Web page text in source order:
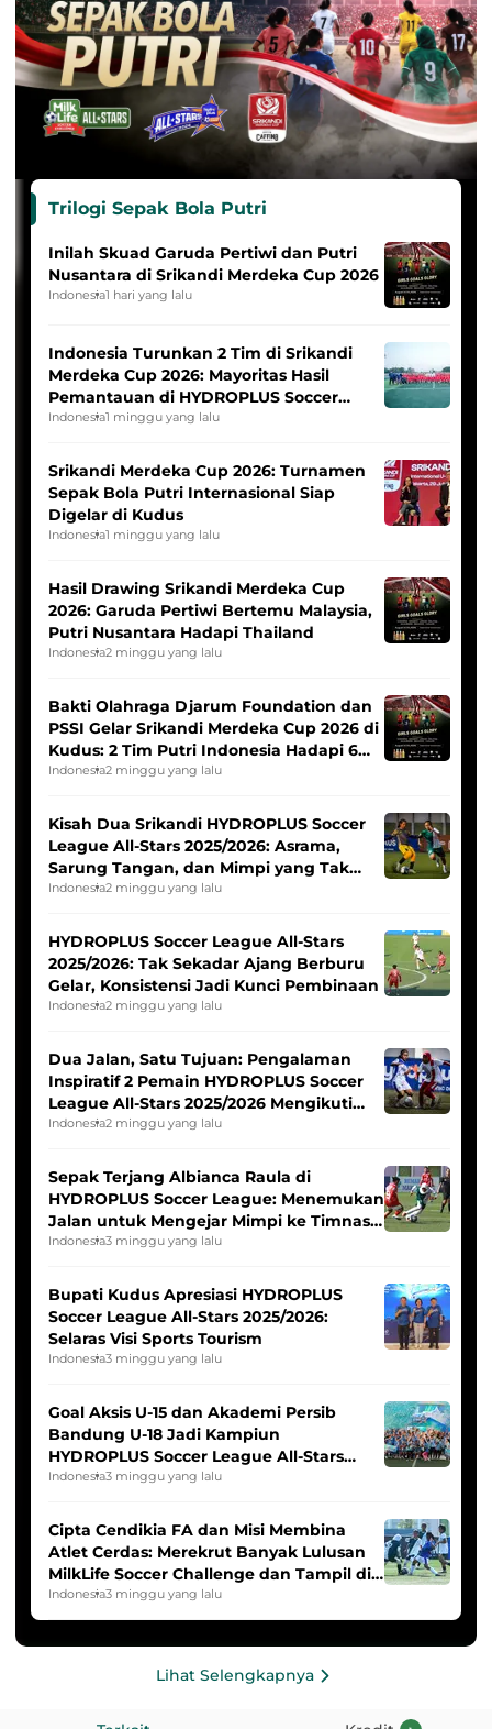
Trilogi Sepak Bola Putri
Inilah Skuad Garuda Pertiwi dan Putri
Nusantara di Srikandi Merdeka Cup 2026
Indonesia1 hari yang lalu
Indonesia Turunkan 2 Tim di Srikandi
Merdeka Cup 2026: Mayoritas Hasil
Pemantauan di HYDROPLUS Soccer
League
Indonesia1 minggu yang lalu
Srikandi Merdeka Cup 2026: Turnamen
Sepak Bola Putri Internasional Siap
Digelar di Kudus
Indonesia1 minggu yang lalu
Hasil Drawing Srikandi Merdeka Cup
2026: Garuda Pertiwi Bertemu Malaysia,
Putri Nusantara Hadapi Thailand
Indonesia2 minggu yang lalu
Bakti Olahraga Djarum Foundation dan
PSSI Gelar Srikandi Merdeka Cup 2026 di
Kudus: 2 Tim Putri Indonesia Hadapi 6
Tim Asia
Indonesia2 minggu yang lalu
Kisah Dua Srikandi HYDROPLUS Soccer
League All-Stars 2025/2026: Asrama,
Sarung Tangan, dan Mimpi yang Tak
Pernah Padam
Indonesia2 minggu yang lalu
HYDROPLUS Soccer League All-Stars
2025/2026: Tak Sekadar Ajang Berburu
Gelar, Konsistensi Jadi Kunci Pembinaan
Indonesia2 minggu yang lalu
Dua Jalan, Satu Tujuan: Pengalaman
Inspiratif 2 Pemain HYDROPLUS Soccer
League All-Stars 2025/2026 Mengikuti
Seleksi Timnas Indonesia Putri
Indonesia2 minggu yang lalu
Sepak Terjang Albianca Raula di
HYDROPLUS Soccer League: Menemukan
Jalan untuk Mengejar Mimpi ke Timnas
Indonesia Putri
Indonesia3 minggu yang lalu
Bupati Kudus Apresiasi HYDROPLUS
Soccer League All-Stars 2025/2026:
Selaras Visi Sports Tourism
Indonesia3 minggu yang lalu
Goal Aksis U-15 dan Akademi Persib
Bandung U-18 Jadi Kampiun
HYDROPLUS Soccer League All-Stars
2025/2026
Indonesia3 minggu yang lalu
Cipta Cendikia FA dan Misi Membina
Atlet Cerdas: Merekrut Banyak Lulusan
MilkLife Soccer Challenge dan Tampil di
HYDROPLUS Soccer League
Indonesia3 minggu yang lalu
Lihat Selengkapnya